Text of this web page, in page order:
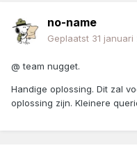
no-name
Geplaatst 31 januari
@ team nugget.
Handige oplossing. Dit zal
oplossing zijn. Kleinere